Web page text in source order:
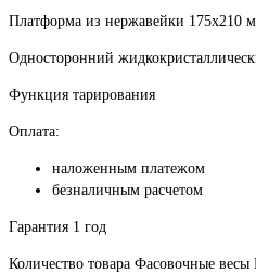
Платформа из нержавейки 175х210
Односторонний
Функция тарирования
Оплата:
наложенным платежом
безналичным расчетом
Гарантия 1 год
Количество товара Фасовочные